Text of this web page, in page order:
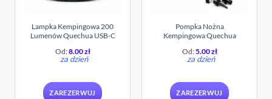
Lampka Kempingowa 200
Lumenów Quechua USB-C
Od:8.00zł
za dzień
ZAREZERWUJ
Pompka Nożna
Kempingowa Quechua
Od:5.00zł
za dzień
ZAREZERWUJ